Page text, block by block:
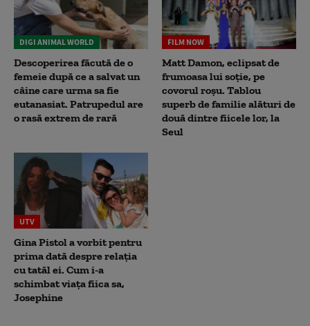
DIGI ANIMAL WORLD
Descoperirea făcută de o
femeie după ce a salvat un
câine care urma sa fie
eutanasiat. Patrupedul are
o rasă extrem de rară
FILM NOW
Matt Damon, eclipsat de
frumoasa lui soție, pe
covorul roșu. Tablou
superb de familie alături de
două dintre fiicele lor, la
Seul
UTV
Gina Pistol a vorbit pentru
prima dată despre relația
cu tatăl ei. Cum i-a
schimbat viața fiica sa,
Josephine